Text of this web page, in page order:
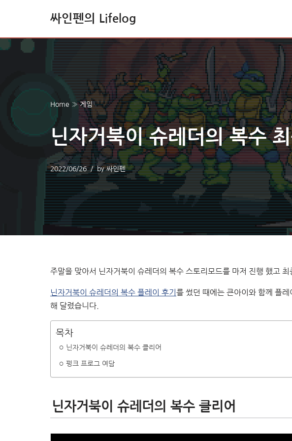
텐
뛰
기
싸인펜의 Lifelog
Home »게임
닌자거북이 슈레더의 복수
2022/06/26 by싸인펜
주말을 맞아서 닌자거북이 슈레더의 복수 스토리모드를 마저 진행 했고 최
닌자거북이 슈레더의 복수 플레이 후기 를 썼던 때에는 큰아이와 함께 플
해 달렸습니다.
목차
닌자거북이 슈레더의 복수 클리어
펑크 프로그 여담
닌자거북이 슈레더의 복수 클리어